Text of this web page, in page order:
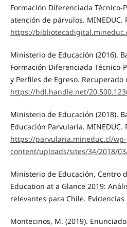
Formación Diferenciada Técnico-
atención de párvulos. MINEDUC.
https://
Ministerio de Educación (2016).
Formación Diferenciada Técnico-
y Perfiles de Egreso. Recuperado
https://hdl.handle.net/
Ministerio de Educación (2018).
Educación Parvularia. MINEDUC.
https://parvularia.mineduc.cl/wp-
content/uploads/sites/34/2018/
Ministerio de Educación, Centro
Education at a Glance 2019:
relevantes para Chile. Evidencias
Montecinos, M. (2019).